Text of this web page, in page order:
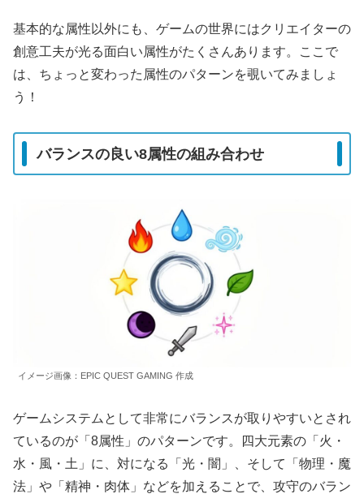
基本的な属性以外にも、ゲームの世界にはクリエイターの
創意工夫が光る面白い属性がたくさんあります。ここで
は、ちょっと変わった属性のパターンを覗いてみましょ
う！
バランスの良い8属性の組み合わせ
イメージ画像：EPIC QUEST GAMING 作成
ゲームシステムとして非常にバランスが取りやすいとされ
ているのが「8属性」のパターンです。四大元素の「火・
水・風・土」に、対になる「光・闇」、そして「物理・魔
法」や「精神・肉体」などを加えることで、攻守のバラン